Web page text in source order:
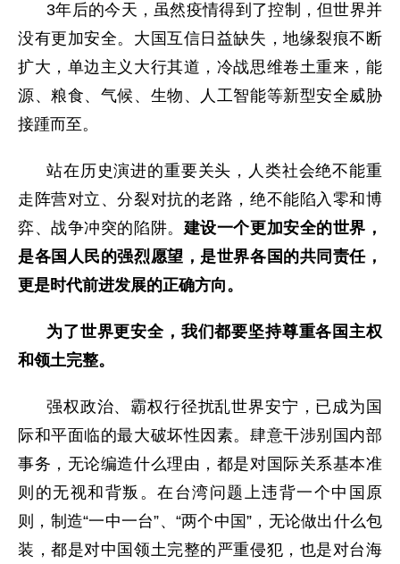
3年后的今天，虽然疫情得到了控制，但世界并
没有更加安全。大国互信日益缺失，地缘裂痕不断
扩大，单边主义大行其道，冷战思维卷土重来，能
源、粮食、气候、生物、人工智能等新型安全威胁
接踵而至。
站在历史演进的重要关头，人类社会绝不能重
走阵营对立、分裂对抗的老路，绝不能陷入零和博
弈、战争冲突的陷阱。 建设一个更加安全的世界，
是各国人民的强烈愿望，是世界各国的共同责任，
更是时代前进发展的正确方向。
为了世界更安全，我们都要坚持尊重各国主权
和领土完整。
强权政治、霸权行径扰乱世界安宁，已成为国
际和平面临的最大破坏性因素。肆意干涉别国内部
事务，无论编造什么理由，都是对国际关系基本准
则的无视和背叛。在台湾问题上违背一个中国原
则，制造“一中一台”、“两个中国”，无论做出什么包
装，都是对中国领土完整的严重侵犯，也是对台海